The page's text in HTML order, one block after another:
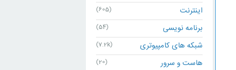
اینترنت (605)
برنامه نویسی (54)
شبکه های کامپیوتری (7.2k)
هاست و سرور (20)